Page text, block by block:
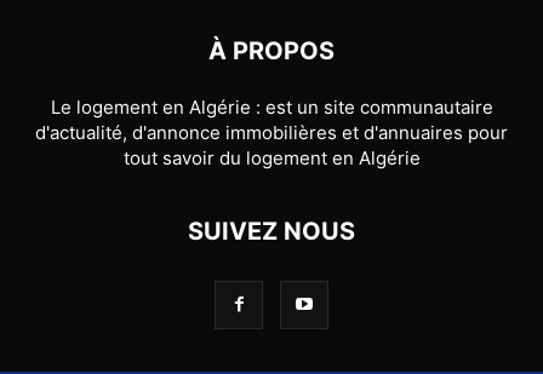
À PROPOS
Le logement en Algérie : est un site communautaire
d'actualité, d'annonce immobilières et d'annuaires pour
tout savoir du logement en Algérie
SUIVEZ NOUS